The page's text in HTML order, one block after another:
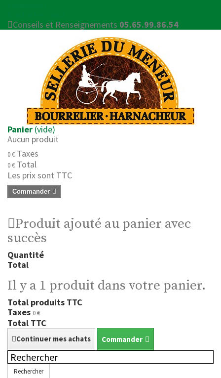
Conseils et Renseignements 05.65.99.86.54
Panier (vide)
Aucun produit
0 € Taxes
0 € Total
Les prix sont TTC
Commander
Produit ajouté au panier avec
succès
Quantité
Total
Il y a 1 produit dans votre panier.
Total produits TTC
Taxes 0 €
Total TTC
Continuer mes achats Commander
Rechercher